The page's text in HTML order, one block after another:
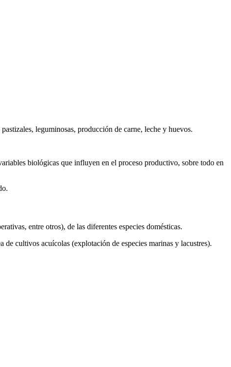
leguminosas, producción de carne, leche y huevos.
biológicas que influyen en el proceso productivo, sobre todo en
entre otros), de las diferentes especies domésticas.
de cultivos acuícolas (explotación de especies marinas y lacustres).